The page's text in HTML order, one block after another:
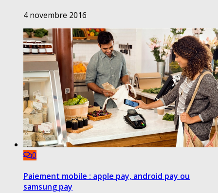
4 novembre 2016
0
Paiement mobile : apple pay, android pay ou
samsung pay